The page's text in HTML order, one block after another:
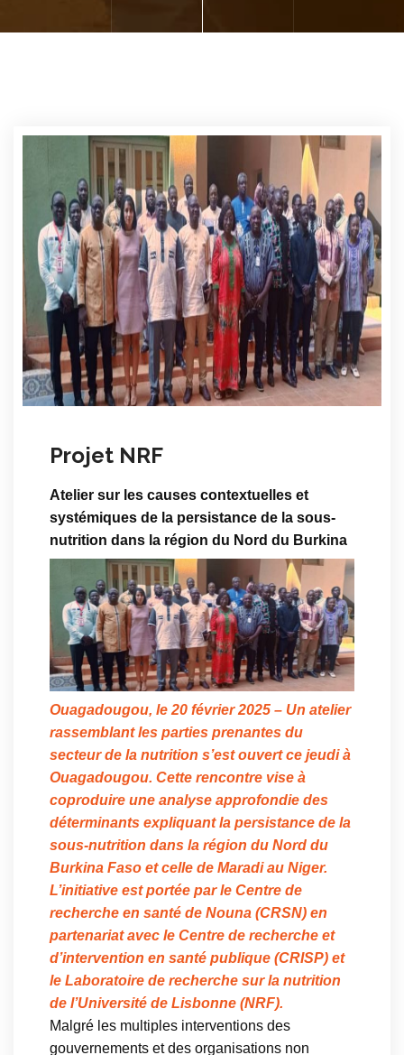
Projet NRF
Atelier sur les causes contextuelles et
systémiques de la persistance de la sous-
nutrition dans la région du Nord du Burkina
Ouagadougou, le 20 février 2025 – Un atelier
rassemblant les parties prenantes du
secteur de la nutrition s’est ouvert ce jeudi à
Ouagadougou. Cette rencontre vise à
coproduire une analyse approfondie des
déterminants expliquant la persistance de la
sous-nutrition dans la région du Nord du
Burkina Faso et celle de Maradi au Niger.
L’initiative est portée par le Centre de
recherche en santé de Nouna (CRSN) en
partenariat avec le Centre de recherche et
d’intervention en santé publique (CRISP) et
le Laboratoire de recherche sur la nutrition
de l’Université de Lisbonne (NRF).
Malgré les multiples interventions des
gouvernements et des organisations non